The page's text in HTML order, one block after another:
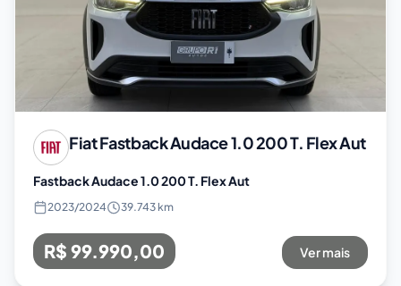
FiatFastback Audace 1.0 200 T. Flex Aut
Fastback Audace 1.0 200 T. Flex Aut
2023/2024 39.743 km
R$ 99.990,00 Ver mais